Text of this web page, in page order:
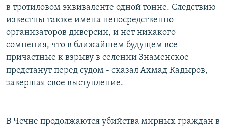
в тротиловом эквиваленте одной тонне. Следствию
известны также имена непосредственно
организаторов диверсии, и нет никакого
сомнения, что в ближайшем будущем все
причастные к взрыву в селении Знаменское
предстанут перед судом - сказал Ахмад Кадыров,
завершая свое выступление.
В Чечне продолжаются убийства мирных граждан в